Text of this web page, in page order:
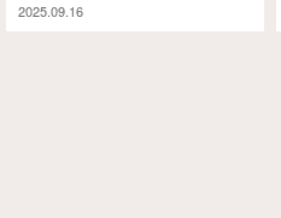
2025.09.16